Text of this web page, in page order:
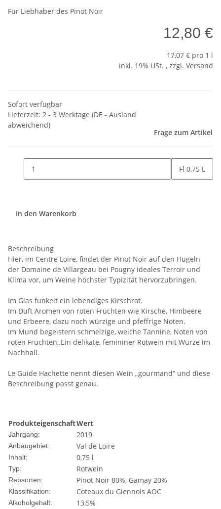
Für Liebhaber des Pinot Noir
12,80 €
17,07 € pro 1 l
inkl. 19% USt. , zzgl. Versand
Sofort verfügbar
Lieferzeit: 2 - 3 Werktage (DE - Ausland
abweichend)
Frage zum Artikel
Fl 0,75 L
In den Warenkorb
Beschreibung
Hier, im Centre Loire, findet der Pinot Noir auf den Hügeln
der Domaine de Villargeau bei Pougny ideales Terroir und
Klima vor, um Weine höchster Typizität hervorzubringen.
Im Glas funkelt ein lebendiges Kirschrot.
Im Duft Aromen von roten Früchten wie Kirsche, Himbeere
und Erbeere, dazu noch würzige und pfeffrige Noten.
Im Mund begeistern schmelzige, weiche Tannine, Noten von
roten Früchten,.Ein delikate, femininer Rotwein mit Würze im
Nachhall.
Le Guide Hachette nennt diesen Wein „gourmand“ und diese
Beschreibung passt genau.
ProdukteigenschaftWert
Jahrgang: 2019
Anbaugebiet: Val de Loire
Inhalt: 0,75 l
Typ: Rotwein
Rebsorten: Pinot Noir 80%, Gamay 20%
Klassifikation: Coteaux du Giennois AOC
Alkoholgehalt: 13,5%